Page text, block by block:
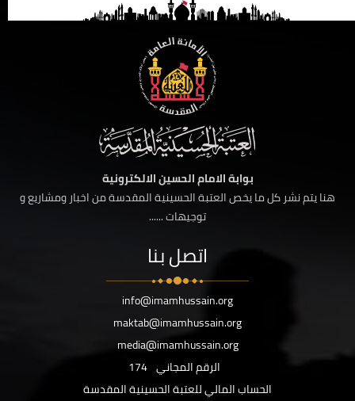
بوابة الامام الحسين الالكترونية
هنا يتم نشر كل ما يخص العتبة الحسينية المقدسة من اخبار ومشاريع و
توجيهات ......
اتصل بنا
info@imamhussain.org
maktab@imamhussain.org
media@imamhussain.org
الرقم المجاني 174
الحساب المالي للعتبة الحسينية المقدسة